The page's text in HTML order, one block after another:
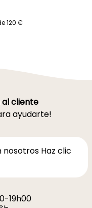
120 €
al cliente
ayudarte!
Haz clic
19h00